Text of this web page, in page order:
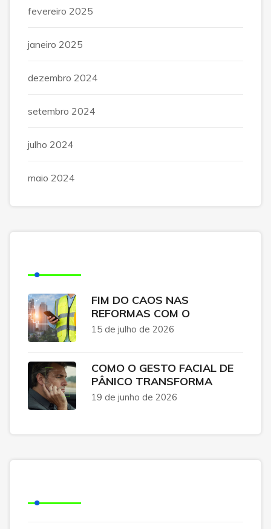
fevereiro 2025
janeiro 2025
dezembro 2024
setembro 2024
julho 2024
maio 2024
FIM DO CAOS NAS
REFORMAS COM O
15 de julho de 2026
COMO O GESTO FACIAL DE
PÂNICO TRANSFORMA
19 de junho de 2026